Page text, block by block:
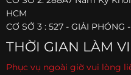
HCM
CƠ SỞ 3 : 527 - GIẢI PHÓNG
THỜI GIAN LÀM
Phục vụ ngoài giờ vui lòng